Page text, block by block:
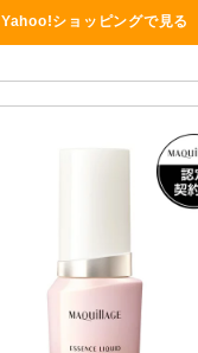
Yahoo!ショッピングで見る